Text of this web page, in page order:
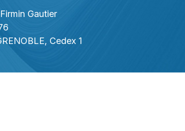
Gautier
Cedex 1